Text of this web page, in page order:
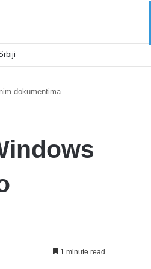
dokumentima
1 minute read